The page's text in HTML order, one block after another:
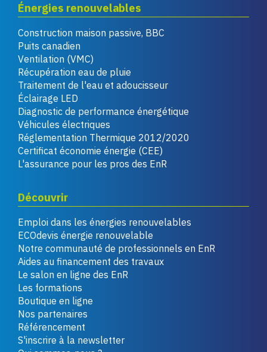
Énergies renouvelables
Construction maison passive, BBC
Puits canadien
Ventilation (VMC)
Récupération eau de pluie
Traitement de l'eau et adoucisseur
Éclairage LED
Diagnostic de performance énergétique
Véhicules électriques
Réglementation Thermique 2012/2020
Certificat économie énergie (CEE)
L'assurance pour les pros des EnR
Découvrir
Emploi dans les énergies renouvelables
ECOdevis énergie renouvelable
Notre communauté de professionnels en EnR
Aides au financement des travaux
Le salon en ligne des EnR
Les formations
Boutique en ligne
Nos partenaires
Référencement
S'inscrire à la newsletter